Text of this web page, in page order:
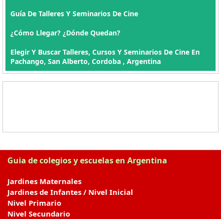
Guía De Talleres Y Seminarios De Cine
¿Cómo Llegar? ¿Dónde Quedan?
Elegir Y Buscar Talleres, Cursos Y Seminarios De Cine En
Pachango, San Alberto, Cordoba , Argentina
Guia de colegios y escuelas en Argentina
Jardines Maternales
Jardines de Infantes / Nivel Inicial
Nivel Primario
Nivel Secundario